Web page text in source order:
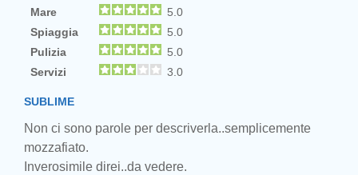
Mare
5.0
Spiaggia
5.0
Pulizia
5.0
Servizi
3.0
SUBLIME
Non ci sono parole per descriverla..semplicemente
mozzafiato.
Inverosimile direi..da vedere.